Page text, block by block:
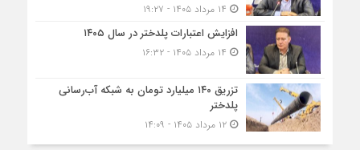
افزایش اعتبارات پلدختر در سال ۱۴۰۵
تزریق ۱۴۰ میلیارد تومان به شبکه آب‌رسانی
پلدختر
۱۲ مرداد ۱۴۰۵ - ۱۴:۰۹